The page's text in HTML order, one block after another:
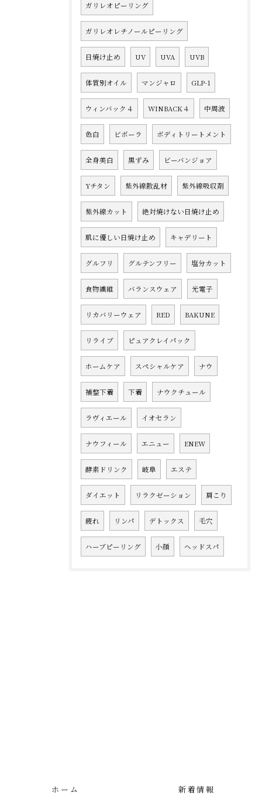
ガリレオピーリング
ガリレオレチノールピーリング
日焼け止め UV UVA UVB
体質別オイル マンジャロ GLP-1
ウィンバック４ WINBACK４ 中周波
色白 ビボーラ ボディトリートメント
全身美白 黒ずみ ビーバンジョア
Yチタン 紫外線散乱材 紫外線吸収剤
紫外線カット 絶対焼けない日焼け止め
肌に優しい日焼け止め キャデリート
グルフリ グルテンフリー 塩分カット
食物繊維 バランスウェア 光電子
リカバリーウェア RED BAKUNE
リライブ ピュアクレイパック
ホームケア スペシャルケア ナウ
補整下着 下着 ナウクチュール
ラヴィエール イオセラン
ナウフィール エニュー ENEW
酵素ドリンク 岐阜 エステ
ダイエット リラクゼーション 肩こり
疲れ リンパ デトックス 毛穴
ハーブピーリング 小顔 ヘッドスパ
ホーム 新着情報